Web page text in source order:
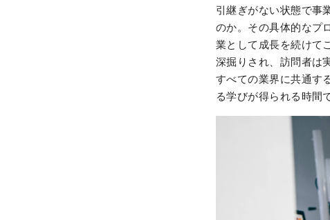
引継ぎがない状態で事
のか。その具体的なプ
業として成長を続けて
深掘りされ、訪問者は
すべての業界に共通す
る学びが得られる時間